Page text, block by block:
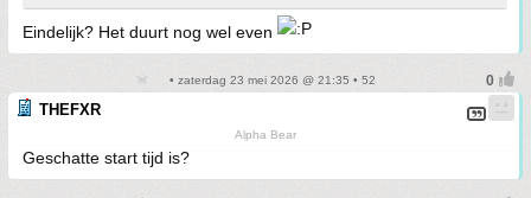
Eindelijk? Het duurt nog wel even
• zaterdag 23 mei 2026 @ 21:35 • 52
THEFXR
Alpha Bear
Geschatte start tijd is?